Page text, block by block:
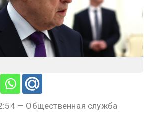
— Общественная служба